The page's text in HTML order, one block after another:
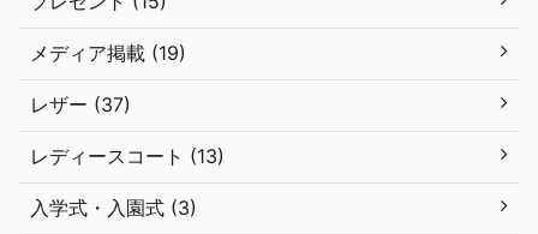
メディア掲載 (19)
レザー (37)
レディースコート (13)
入学式・入園式 (3)